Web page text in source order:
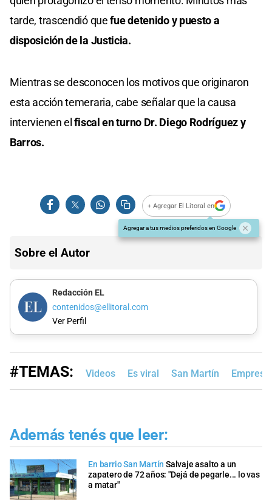
tarde, trascendió quefue detenido y puesto a
disposición de la Justicia.
Mientras se desconocen los motivos que originaron
esta acción temeraria, cabe señalar que la causa
intervienen elfiscal en turno Dr. Diego Rodríguez y
Barros.
+ Agregar El Litoral en
Agregar a tus medios preferidos en Google
Sobre el Autor
Redacción EL
contenidos@ellitoral.com
Ver Perfil
#TEMAS: Videos Es viral San Martín
Además tenés que leer:
En barrio San Martín Salvaje asalto a un
zapatero de 72 años: "Dejá de pegarle... lo vas
a matar"